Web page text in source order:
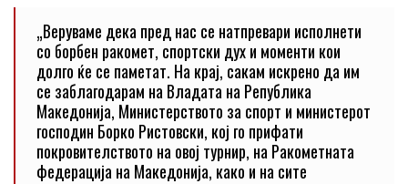
„Веруваме дека пред нас се натпревари исполнети
со борбен ракомет, спортски дух и моменти кои
долго ќе се паметат. На крај, сакам искрено да им
се заблагодарам на Владата на Република
Македонија, Министерството за спорт и министерот
господин Борко Ристовски, кој го прифати
покровителството на овој турнир, на Ракометната
федерација на Македонија, како и на сите